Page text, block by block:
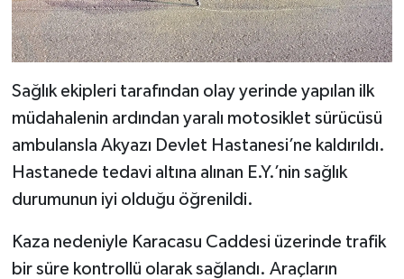
Sağlık ekipleri tarafından olay yerinde yapılan ilk
müdahalenin ardından yaralı motosiklet sürücüsü
ambulansla Akyazı Devlet Hastanesi’ne kaldırıldı.
Hastanede tedavi altına alınan E.Y.’nin sağlık
durumunun iyi olduğu öğrenildi.
Kaza nedeniyle Karacasu Caddesi üzerinde trafik
bir süre kontrollü olarak sağlandı. Araçların